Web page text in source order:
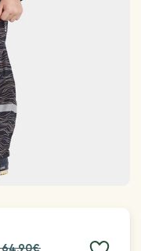
64.90€